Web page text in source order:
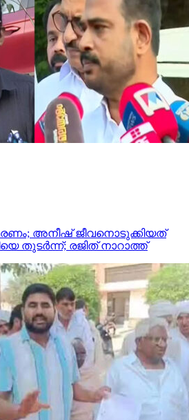
അനീഷ് ജീവനൊടുക്കിയത്
തുടര്‍ന്ന്; രജിത് നാറാത്ത്